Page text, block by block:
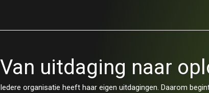
Van uitdaging naar
Iedere organisatie heeft haar eigen uitdagingen. Daarom